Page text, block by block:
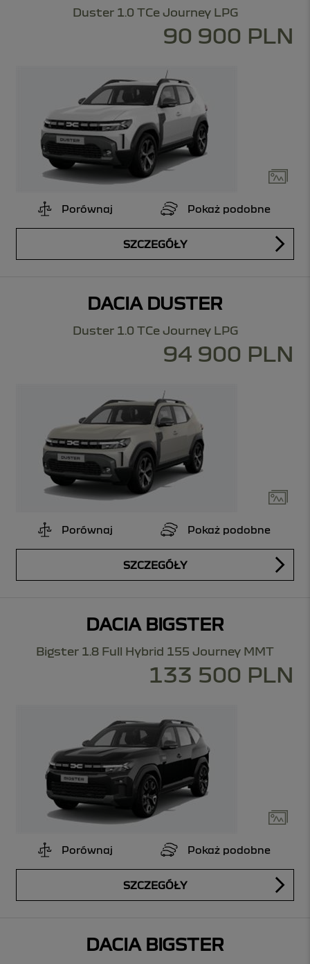
Duster 1.0 TCe Journey LPG
90 900 PLN
Porównaj Pokaż podobne
SZCZEGÓŁY
DACIA DUSTER
Duster 1.0 TCe Journey LPG
94 900 PLN
Porównaj Pokaż podobne
SZCZEGÓŁY
DACIA BIGSTER
Bigster 1.8 Full Hybrid 155 Journey MMT
133 500 PLN
Porównaj Pokaż podobne
SZCZEGÓŁY
DACIA BIGSTER